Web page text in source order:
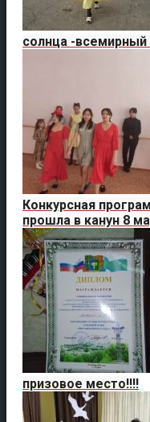
солнца -всемирный
Конкурсная
прошла в канун 8
призовое место!!!!